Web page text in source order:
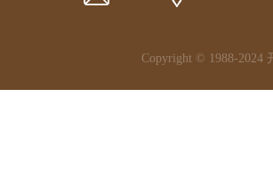
Copyright © 1988-2024